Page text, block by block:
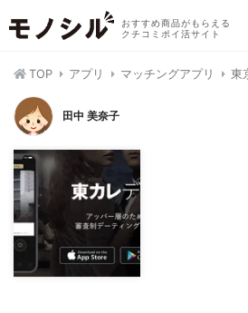
おすすめ商品がもらえる
クチコミポイ活サイト
TOP アプリ マッチングアプリ 東
田中 美奈子